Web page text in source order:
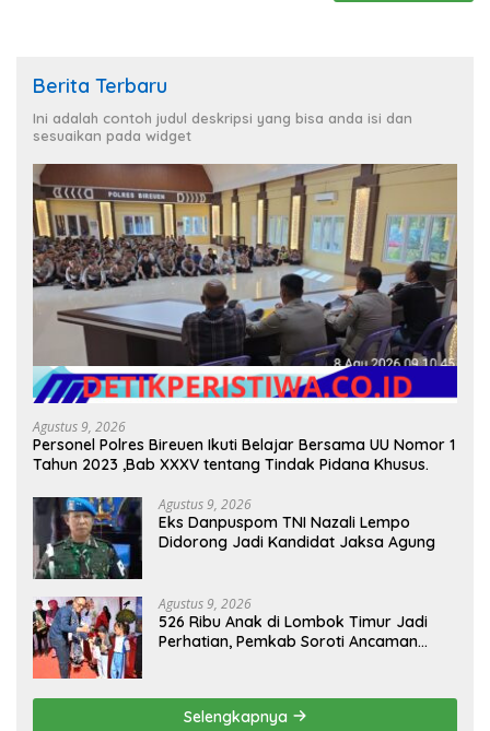
Berita Terbaru
Ini adalah contoh judul deskripsi yang bisa anda isi dan
sesuaikan pada widget
Agustus 9, 2026
Personel Polres Bireuen Ikuti Belajar Bersama UU Nomor 1
Tahun 2023 ,Bab XXXV tentang Tindak Pidana Khusus.
Agustus 9, 2026
Eks Danpuspom TNI Nazali Lempo
Didorong Jadi Kandidat Jaksa Agung
Agustus 9, 2026
526 Ribu Anak di Lombok Timur Jadi
Perhatian, Pemkab Soroti Ancaman
Selengkapnya